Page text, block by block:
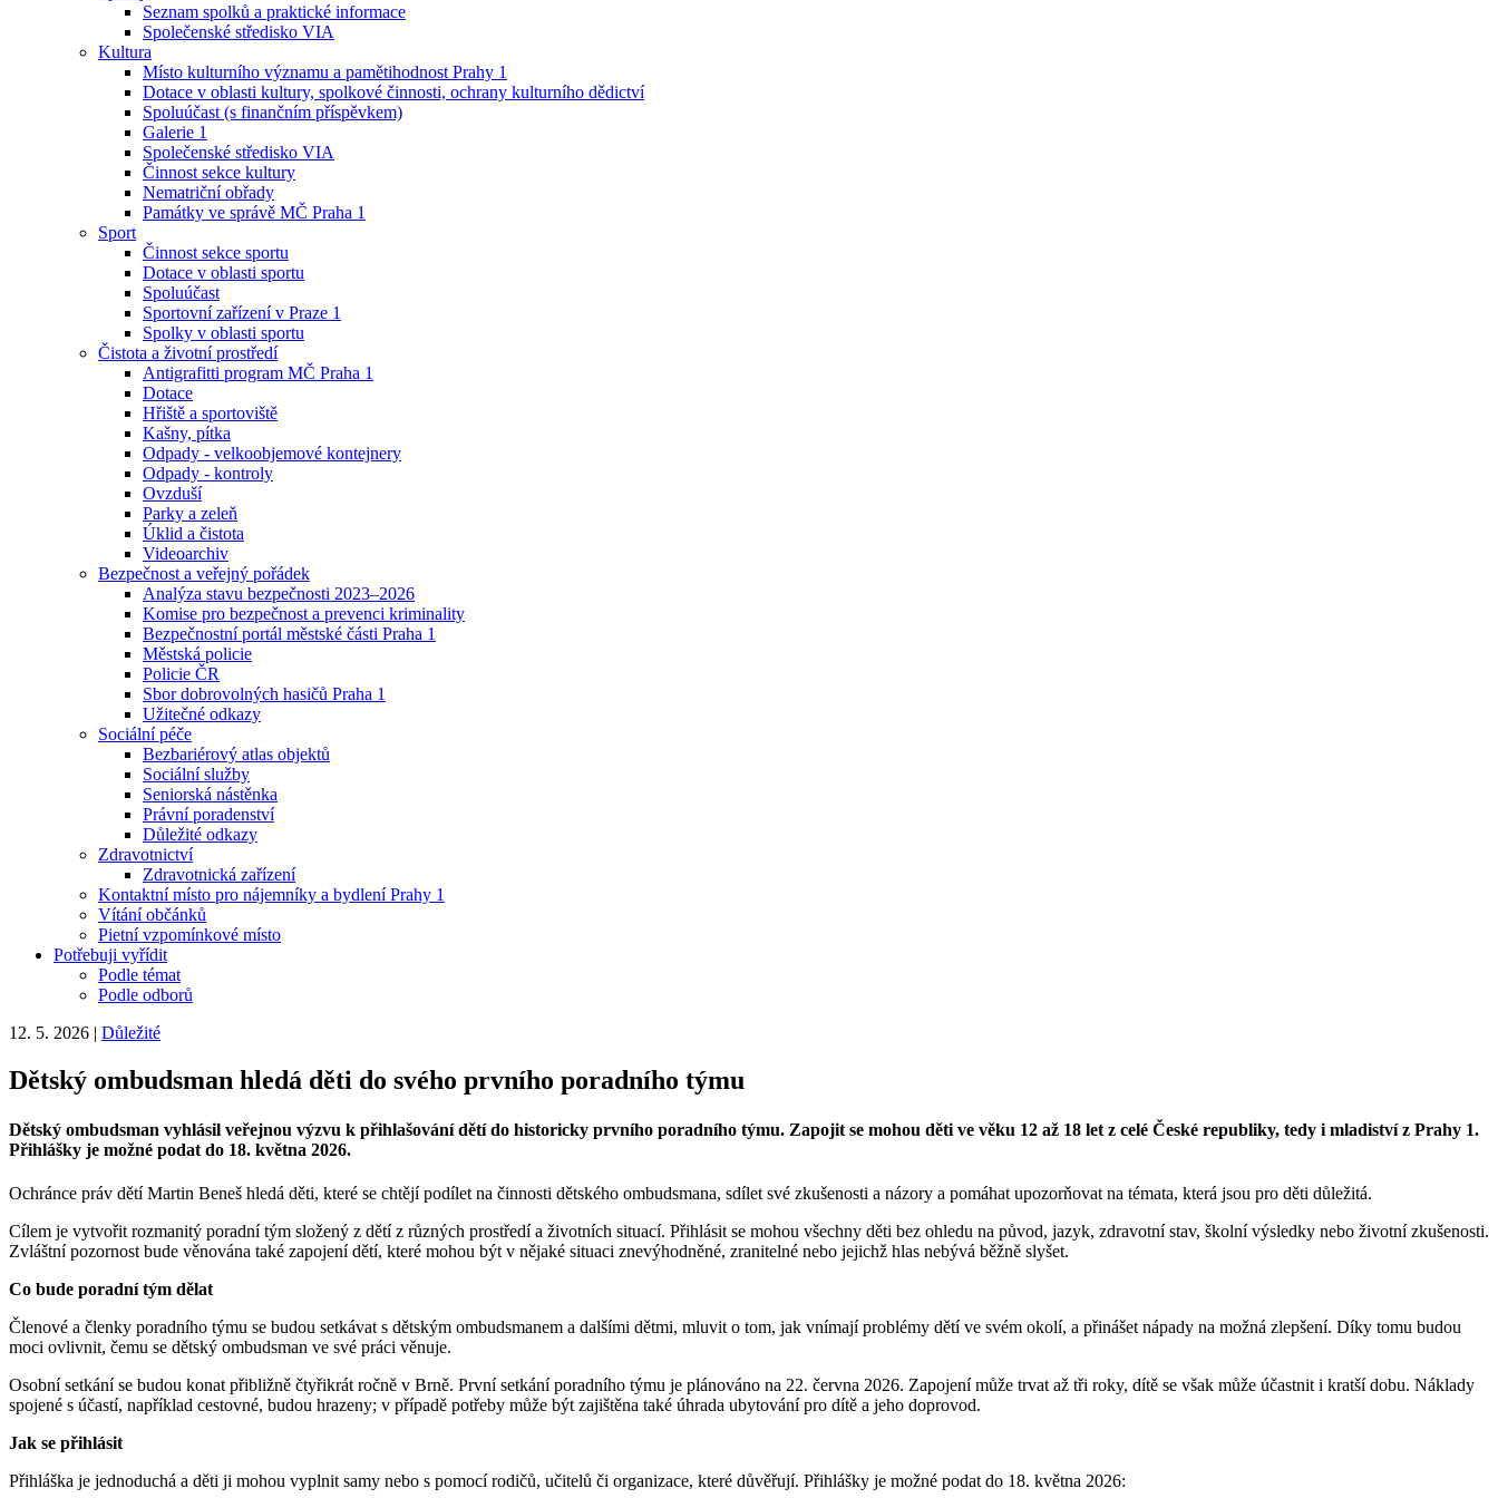
Seznam spolků a praktické informace
Společenské středisko VIA
Kultura
Místo kulturního významu a pamětihodnost Prahy 1
Dotace v oblasti kultury, spolkové činnosti, ochrany kulturního dědictví
Spoluúčast (s finančním příspěvkem)
Galerie 1
Společenské středisko VIA
Činnost sekce kultury
Nematriční obřady
Památky ve správě MČ Praha 1
Sport
Činnost sekce sportu
Dotace v oblasti sportu
Spoluúčast
Sportovní zařízení v Praze 1
Spolky v oblasti sportu
Čistota a životní prostředí
Antigrafitti program MČ Praha 1
Dotace
Hřiště a sportoviště
Kašny, pítka
Odpady - velkoobjemové kontejnery
Odpady - kontroly
Ovzduší
Parky a zeleň
Úklid a čistota
Videoarchiv
Bezpečnost a veřejný pořádek
Analýza stavu bezpečnosti 2023–2026
Komise pro bezpečnost a prevenci kriminality
Bezpečnostní portál městské části Praha 1
Městská policie
Policie ČR
Sbor dobrovolných hasičů Praha 1
Užitečné odkazy
Sociální péče
Bezbariérový atlas objektů
Sociální služby
Seniorská nástěnka
Právní poradenství
Důležité odkazy
Zdravotnictví
Zdravotnická zařízení
Kontaktní místo pro nájemníky a bydlení Prahy 1
Vítání občánků
Pietní vzpomínkové místo
Potřebuji vyřídit
Podle témat
Podle odborů
12. 5. 2026 | Důležité
Dětský ombudsman hledá děti do svého prvního poradního týmu
Dětský ombudsman vyhlásil veřejnou výzvu k přihlašování dětí do historicky prvního poradního týmu. Zapojit se mohou děti ve věku 12 až 18 let z celé České republiky, tedy i mladiství z Prahy 1.
Přihlášky je možné podat do 18. května 2026.
Ochránce práv dětí Martin Beneš hledá děti, které se chtějí podílet na činnosti dětského ombudsmana, sdílet své zkušenosti a názory a pomáhat upozorňovat na témata, která jsou pro děti důležitá.
Cílem je vytvořit rozmanitý poradní tým složený z dětí z různých prostředí a životních situací. Přihlásit se mohou všechny děti bez ohledu na původ, jazyk, zdravotní stav, školní výsledky nebo životní zkušenosti.
Zvláštní pozornost bude věnována také zapojení dětí, které mohou být v nějaké situaci znevýhodněné, zranitelné nebo jejichž hlas nebývá běžně slyšet.
Co bude poradní tým dělat
Členové a členky poradního týmu se budou setkávat s dětským ombudsmanem a dalšími dětmi, mluvit o tom, jak vnímají problémy dětí ve svém okolí, a přinášet nápady na možná zlepšení. Díky tomu budou
moci ovlivnit, čemu se dětský ombudsman ve své práci věnuje.
Osobní setkání se budou konat přibližně čtyřikrát ročně v Brně. První setkání poradního týmu je plánováno na 22. června 2026. Zapojení může trvat až tři roky, dítě se však může účastnit i kratší dobu. Náklady
spojené s účastí, například cestovné, budou hrazeny; v případě potřeby může být zajištěna také úhrada ubytování pro dítě a jeho doprovod.
Jak se přihlásit
Přihláška je jednoduchá a děti ji mohou vyplnit samy nebo s pomocí rodičů, učitelů či organizace, které důvěřují. Přihlášky je možné podat do 18. května 2026: